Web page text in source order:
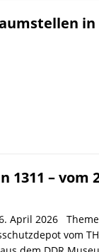
in
1311 – vom
April 2026
vom